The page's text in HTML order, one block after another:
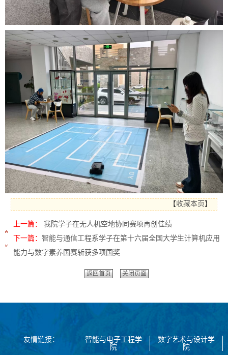
【收藏本页 】
上一篇：
我院学子在无人机空地协同赛项再创佳绩
下一篇： 智能与通信工程系学子在第十六届全国大学生计算机应用
能力与数字素养国赛斩获多项国奖
返回首页 关闭页面
友情链接：
智能与电子工程学
院
数字艺术与设计学
院